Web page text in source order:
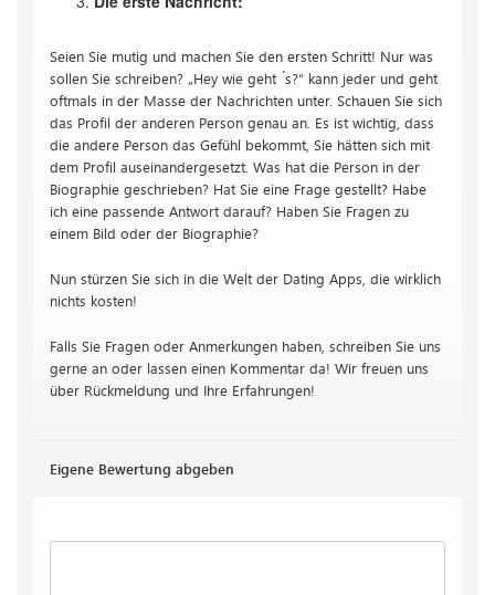
Seien Sie mutig und machen Sie den ersten Schritt! Nur was
sollen Sie schreiben? „Hey wie geht ́s?“ kann jeder und geht
oftmals in der Masse der Nachrichten unter. Schauen Sie sich
das Profil der anderen Person genau an. Es ist wichtig, dass
die andere Person das Gefühl bekommt, Sie hätten sich mit
dem Profil auseinandergesetzt. Was hat die Person in der
Biographie geschrieben? Hat Sie eine Frage gestellt? Habe
ich eine passende Antwort darauf? Haben Sie Fragen zu
einem Bild oder der Biographie?
Nun stürzen Sie sich in die Welt der Dating Apps, die wirklich
nichts kosten!
Falls Sie Fragen oder Anmerkungen haben, schreiben Sie uns
gerne an oder lassen einen Kommentar da! Wir freuen uns
über Rückmeldung und Ihre Erfahrungen!
Eigene Bewertung abgeben